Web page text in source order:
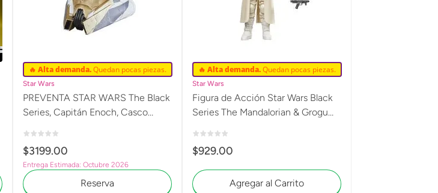
🔥 Alta demanda.Quedan pocas piezas.
Star Wars
PREVENTA STAR WARS The Black
Series, Capitán Enoch, Casco
$3199.00
Entrega Estimada: Octubre 2026
Reserva
🔥 Alta demanda.Quedan pocas piezas.
Star Wars
Figura de Acción Star Wars Black
Series The Mandalorian & Grogu
$929.00
Agregar al Carrito